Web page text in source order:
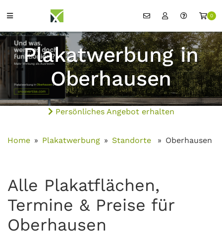
0
Plakatwerbung in
Oberhausen
Persönliches Angebot erhalten
Home Plakatwerbung Standorte Oberhausen
Alle Plakatflächen,
Termine & Preise für
Oberhausen